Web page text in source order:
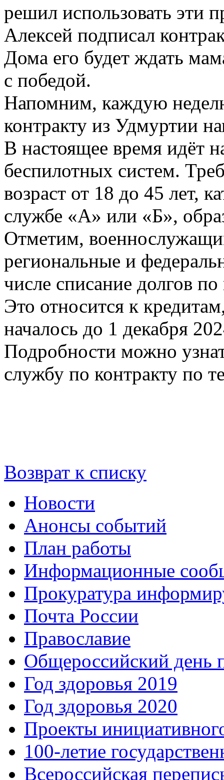
решил использовать эти
Алексей подписал
Дома его будет ждать
с победой.
Напомним, каждую
контракту из Удмуртии
В настоящее время идёт
беспилотных систем.
возраст от 18 до 45 лет,
службе «А» или «Б»,
Отметим,
региональные и
числе списание долгов
Это относится к
началось до 1 декабря
Подробности можно
службу по контракту по
Возврат к списку
Новости
Анонсы событий
План работы
Информационные
Прокуратура
Почта России
Православие
Общероссийский день
Год здоровья 2019
Год здоровья 2020
Проекты
100-летие
Всероссийская